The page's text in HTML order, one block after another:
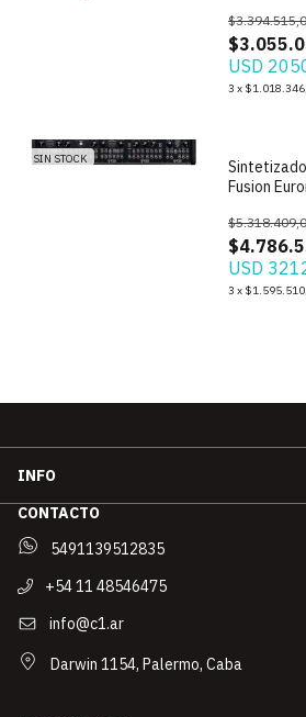
USD
3 x
SIN STOCK
Fusion
USD
3 x
INFO
CONTACTO
5491139512835
+54 11 48546475
info@c1.ar
Darwin 1154, Palermo, Caba